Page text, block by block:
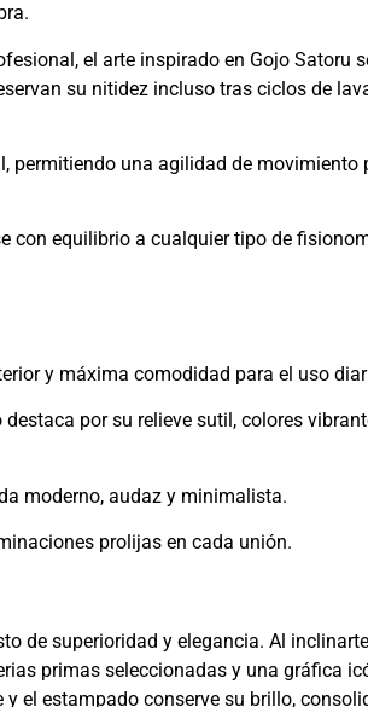
el arte inspirado en Gojo Satoru
su nitidez incluso tras ciclos de
permitiendo una agilidad de movimiento
con equilibrio a cualquier tipo de
y máxima comodidad para el uso
por su relieve sutil, colores
moderno, audaz y minimalista.
prolijas en cada unión.
de superioridad y elegancia. Al
primas seleccionadas y una gráfica
el estampado conserve su brillo,